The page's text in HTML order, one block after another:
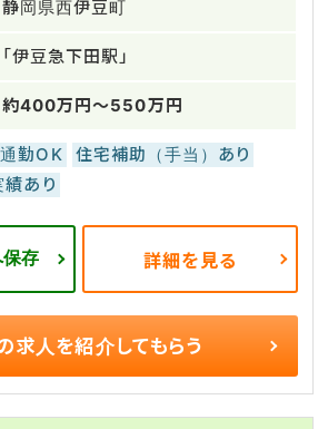
静岡県西伊豆町
「伊豆急下田駅」
約400万円～550万円
勤OK
住宅補助（手当）あり
あり
存 詳細を見る
求人を紹介してもらう